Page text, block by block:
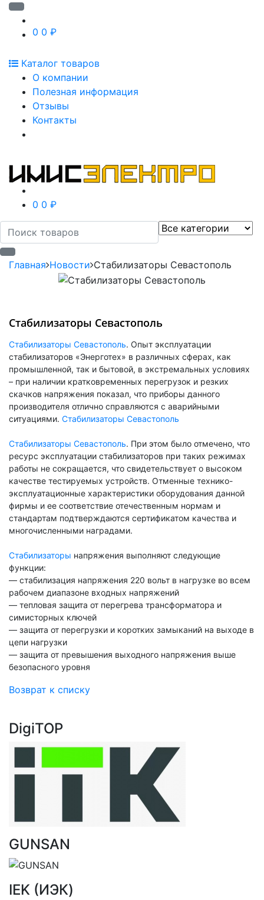
0 0 ₽
Каталог товаров
О компании
Полезная информация
Отзывы
Контакты
0 0 ₽
Главная Новости Стабилизаторы Севастополь
Стабилизаторы Севастополь
Стабилизаторы Севастополь. Опыт эксплуатации
стабилизаторов «Энерготех» в различных сферах, как
промышленной, так и бытовой, в экстремальных условиях
– при наличии кратковременных перегрузок и резких
скачков напряжения показал, что приборы данного
производителя отлично справляются с аварийными
ситуациями. Стабилизаторы Севастополь
Стабилизаторы Севастополь. При этом было отмечено, что
ресурс эксплуатации стабилизаторов при таких режимах
работы не сокращается, что свидетельствует о высоком
качестве тестируемых устройств. Отменные технико-
эксплуатационные характеристики оборудования данной
фирмы и ее соответствие отечественным нормам и
стандартам подтверждаются сертификатом качества и
многочисленными наградами.
Стабилизаторы напряжения выполняют следующие
функции:
— стабилизация напряжения 220 вольт в нагрузке во всем
рабочем диапазоне входных напряжений
— тепловая защита от перегрева трансформатора и
симисторных ключей
— защита от перегрузки и коротких замыканий на выходе в
цепи нагрузки
— защита от превышения выходного напряжения выше
безопасного уровня
Возврат к списку
DigiTOP
GUNSAN
IEK (ИЭК)